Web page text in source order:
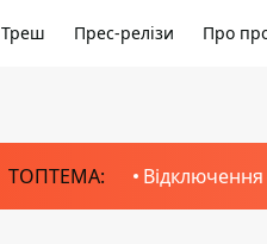
Треш Прес-релізи Про
ТОПТЕМА: Відключення